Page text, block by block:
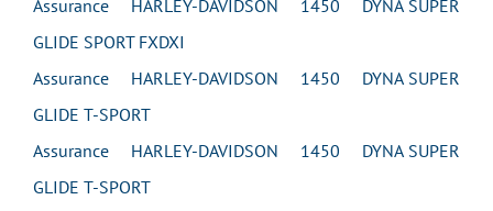
Assurance HARLEY-DAVIDSON 1450 DYNA SUPER
GLIDE SPORT FXDXI
Assurance HARLEY-DAVIDSON 1450 DYNA SUPER
GLIDE T-SPORT
Assurance HARLEY-DAVIDSON 1450 DYNA SUPER
GLIDE T-SPORT